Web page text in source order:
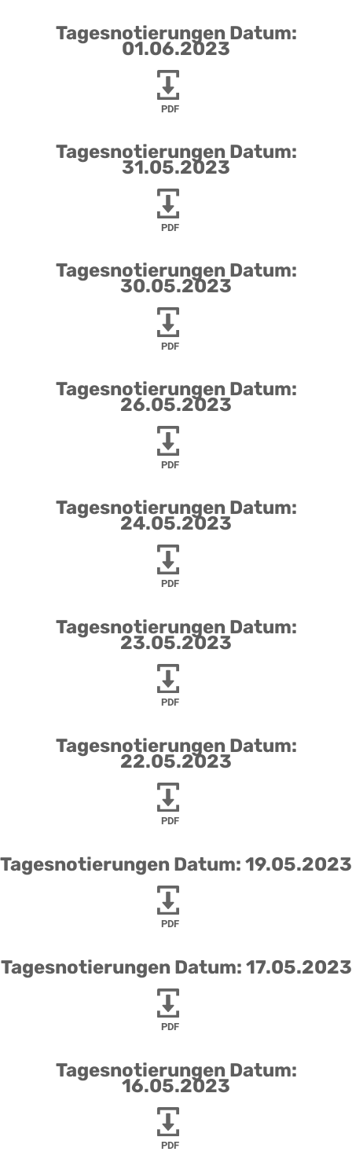
Tagesnotierungen Datum:
01.06.2023
PDF
Tagesnotierungen Datum:
31.05.2023
PDF
Tagesnotierungen Datum:
30.05.2023
PDF
Tagesnotierungen Datum:
26.05.2023
PDF
Tagesnotierungen Datum:
24.05.2023
PDF
Tagesnotierungen Datum:
23.05.2023
PDF
Tagesnotierungen Datum:
22.05.2023
PDF
Tagesnotierungen Datum: 19.05.2023
PDF
Tagesnotierungen Datum: 17.05.2023
PDF
Tagesnotierungen Datum:
16.05.2023
PDF